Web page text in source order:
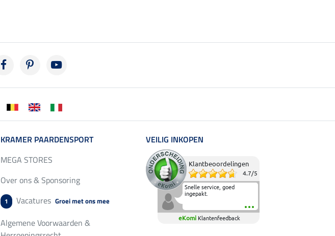
KRAMER PAARDENSPORT
MEGA STORES
Over ons & Sponsoring
1 Vacatures Groei met ons mee
Algemene Voorwaarden &
VEILIG INKOPEN
Klantbeoordelingen
4.7/5
Snelle service, goed
ingepakt.
eKomi Klantenfeedback